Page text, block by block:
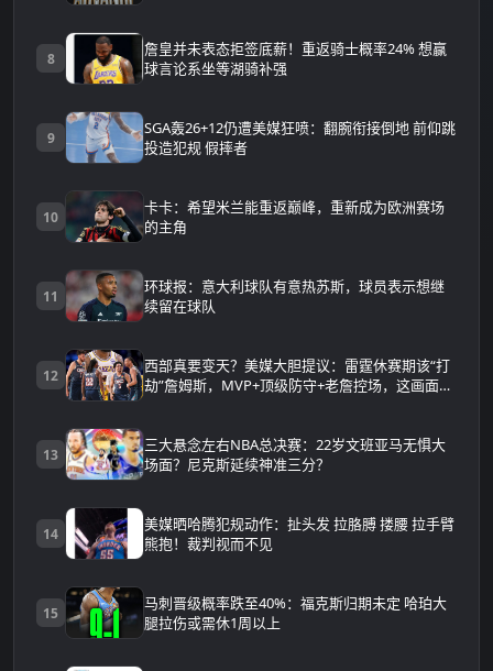
8
詹皇并未表态拒签底薪！重返骑士概率24% 想赢
球言论系坐等湖骑补强
9
SGA轰26+12仍遭美媒狂喷：翻腕衔接倒地 前仰跳
投造犯规 假摔者
10
卡卡：希望米兰能重返巅峰，重新成为欧洲赛场
的主角
11
环球报：意大利球队有意热苏斯，球员表示想继
续留在球队
12
西部真要变天？美媒大胆提议：雷霆休赛期该“打
劫”詹姆斯，MVP+顶级防守+老詹控场，这画面太
13
三大悬念左右NBA总决赛：22岁文班亚马无惧大
场面？尼克斯延续神准三分？
14
美媒晒哈腾犯规动作：扯头发 拉胳膊 搂腰 拉手臂
熊抱！裁判视而不见
15
马刺晋级概率跌至40%：福克斯归期未定 哈珀大
腿拉伤或需休1周以上